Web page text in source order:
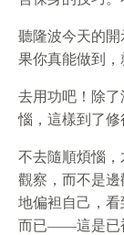
聽隆波今天的
果你真能做到，
去用功吧！除
惱，這樣到了修
不去隨順煩惱
觀察，而不是
地偏袒自己，
而已——這是已